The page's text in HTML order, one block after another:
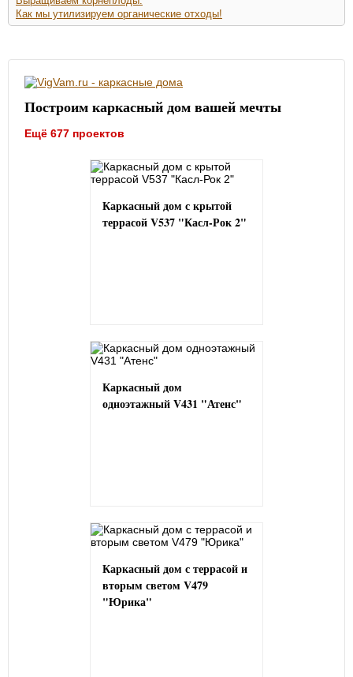
Как мы утилизируем органические отходы!
Построим каркасный дом вашей мечты
Ещё 677 проектов
Каркасный дом с крытой
террасой V537 "Касл-Рок 2"
Каркасный дом
одноэтажный V431 "Атенс"
Каркасный дом с террасой и
вторым светом V479
"Юрика"